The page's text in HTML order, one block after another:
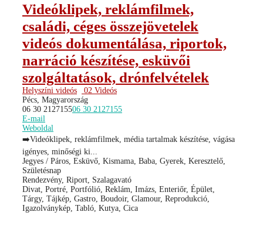
Videóklipek, reklámfilmek,
családi, céges összejövetelek
videós dokumentálása, riportok,
narráció készítése, esküvői
szolgáltatások, drónfelvételek
Helyszíni videós
02 Videós
Pécs, Magyarország
06 30 212715506 30 2127155
E-mail
Weboldal
➡️Videóklipek, reklámfilmek, média tartalmak készítése, vágása
igényes, minőségi ki...
Jegyes / Páros, Esküvő, Kismama, Baba, Gyerek, Keresztelő,
Születésnap
Rendezvény, Riport, Szalagavató
Divat, Portré, Portfólió, Reklám, Imázs, Enteriőr, Épület,
Tárgy, Tájkép, Gastro, Boudoir, Glamour, Reprodukció,
Igazolványkép, Tabló, Kutya, Cica